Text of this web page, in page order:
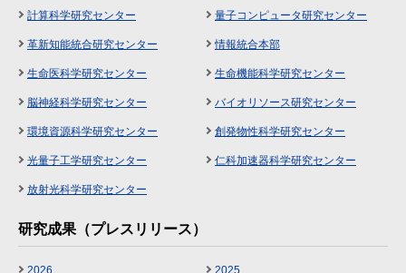
計算科学研究センター 量子コンピュータ研究センター
革新知能統合研究センター 情報統合本部
生命医科学研究センター 生命機能科学研究センター
脳神経科学研究センター バイオリソース研究センター
環境資源科学研究センター 創発物性科学研究センター
光量子工学研究センター 仁科加速器科学研究センター
放射光科学研究センター
研究成果（プレスリリース）
2026 2025